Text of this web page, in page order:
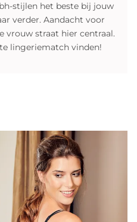
stijlen het beste bij jouw
verder. Aandacht voor
vrouw straat hier centraal.
lingeriematch vinden!